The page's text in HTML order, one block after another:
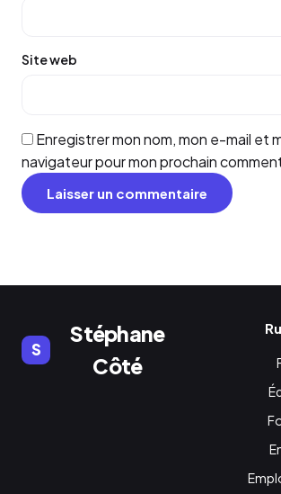
Site web
Enregistrer mon nom, mon e-mail et
navigateur pour mon prochain
S
Stéphane
Côté